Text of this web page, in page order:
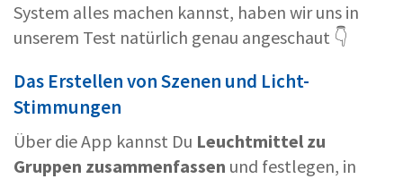
System alles machen kannst, haben wir uns in
unserem Test natürlich genau angeschaut 👇
Das Erstellen von Szenen und Licht-
Stimmungen
Über die App kannst Du Leuchtmittel zu
Gruppen zusammenfassen und festlegen, in